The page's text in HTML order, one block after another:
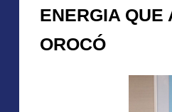
ENERGIA QUE
OROCÓ